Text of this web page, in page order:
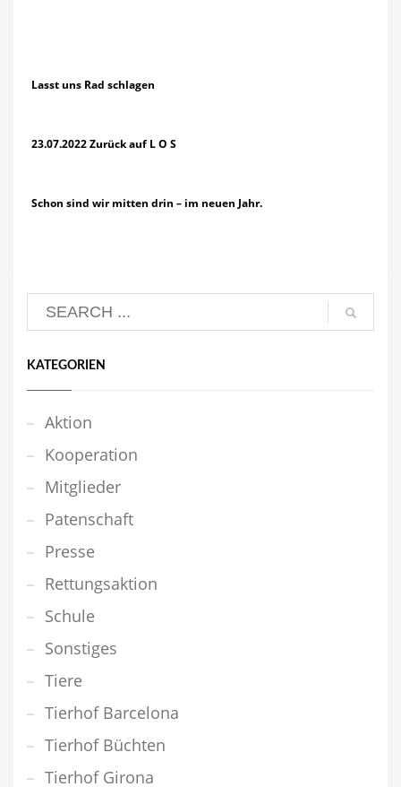
Lasst uns Rad schlagen
23.07.2022 Zurück auf L O S
Schon sind wir mitten drin – im neuen Jahr.
KATEGORIEN
Aktion
Kooperation
Mitglieder
Patenschaft
Presse
Rettungsaktion
Schule
Sonstiges
Tiere
Tierhof Barcelona
Tierhof Büchten
Tierhof Girona